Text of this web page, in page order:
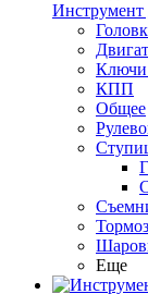
Инструмент
Ключи
КПП
Общее
Еще